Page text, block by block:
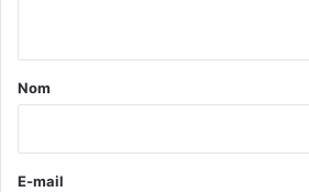
a
e
Nom
E-mail